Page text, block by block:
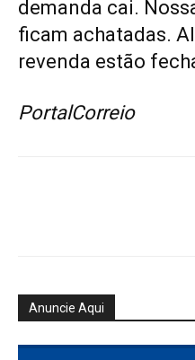
demanda cai.
ficam achatadas.
revenda estão
PortalCorreio
Anuncie Aqui